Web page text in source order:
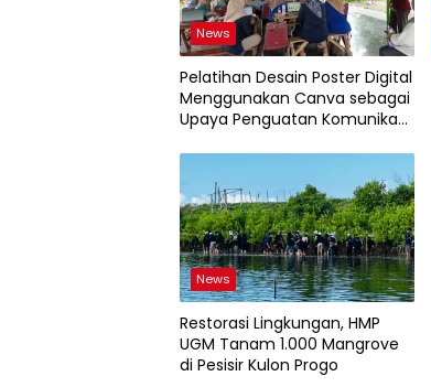
News
Pelatihan Desain Poster Digital
Menggunakan Canva sebagai
Upaya Penguatan Komunikasi
Kelurahan Bambu Apus
News
Restorasi Lingkungan, HMP
UGM Tanam 1.000 Mangrove
di Pesisir Kulon Progo